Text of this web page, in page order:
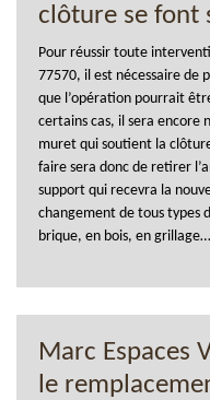
clôture se font
Pour réussir toute
77570, il est nécessaire de
que l’opération pourrait
certains cas, il sera encore
muret qui soutient la
faire sera donc de retirer
support qui recevra la
changement de tous types
brique, en bois, en grillage…
Marc Espaces
le